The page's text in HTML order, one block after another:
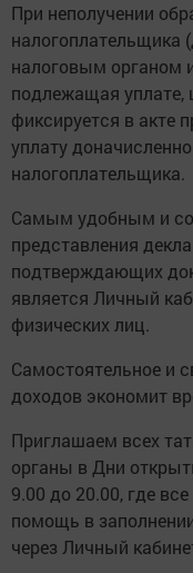
При неполучении
налогоплательщика
налоговым органом
подлежащая
фиксируется в акте
уплату
налогоплательщика.
Самым удобным и
представления
подтверждающих
является Личный
физических лиц.
Самостоятельное и
доходов экономит
Приглашаем всех
органы в Дни
9.00 до 20.00, где
помощь в
через Личный